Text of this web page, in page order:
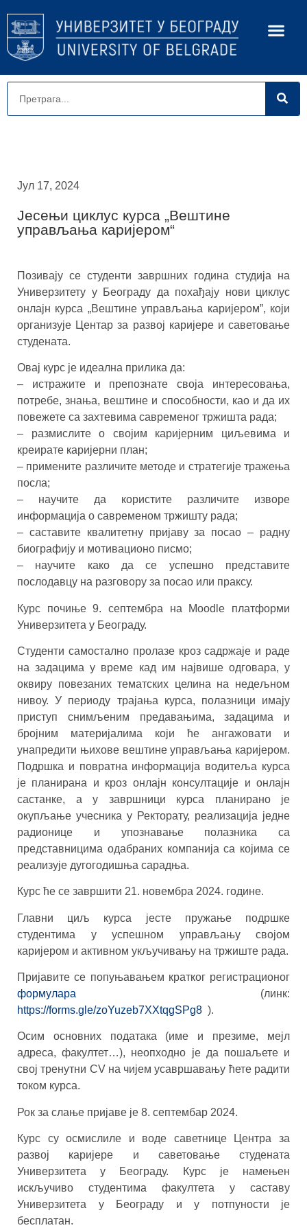
Јул 17, 2024
Јесењи циклус курса „Вештине
управљања каријером“
Позивају се студенти завршних година студија на
Универзитету у Београду да похађају нови циклус
онлајн курса „Вештине управљања каријером”, који
организује Центар за развој каријере и саветовање
студената.
Овај курс је идеална прилика да:
– истражите и препознате своја интересовања,
потребе, знања, вештине и способности, као и да их
повежете са захтевима савременог тржишта рада;
– размислите о својим каријерним циљевима и
креирате каријерни план;
– примените различите методе и стратегије тражења
посла;
– научите да користите различите изворе
информација о савременом тржишту рада;
– саставите квалитетну пријаву за посао – радну
биографију и мотивационо писмо;
– научите како да се успешно представите
послодавцу на разговору за посао или праксу.
Курс почиње 9. септембра на Moodle платформи
Универзитета у Београду.
Студенти самостално пролазе кроз садржаје и раде
на задацима у време кад им највише одговара, у
оквиру повезаних тематских целина на недељном
нивоу. У периоду трајања курса, полазници имају
приступ снимљеним предавањима, задацима и
бројним материјалима који ће ангажовати и
унапредити њихове вештине управљања каријером.
Подршка и повратна информација водитеља курса
је планирана и кроз онлајн консултације и онлајн
састанке, а у завршници курса планирано је
окупљање учесника у Ректорату, реализација једне
радионице и упознавање полазника са
представницима одабраних компанија са којима се
реализује дугогодишња сарадња.
Курс ће се завршити 21. новембра 2024. године.
Главни циљ курса јесте пружање подршке
студентима у успешном управљању својом
каријером и активном укључивању на тржиште рада.
Пријавите се попуњавањем кратког регистрационог
формулара (линк:
https://forms.gle/zoYuzeb7XXtqgSPg8 ).
Осим основних података (име и презиме, мејл
адреса, факултет…), неопходно је да пошаљете и
свој тренутни CV на чијем усавршавању ћете радити
током курса.
Рок за слање пријаве је 8. септембар 2024.
Курс су осмислиле и воде саветнице Центра за
развој каријере и саветовање студената
Универзитета у Београду. Курс је намењен
искључиво студентима факултета у саставу
Универзитета у Београду и у потпуности је
бесплатан.